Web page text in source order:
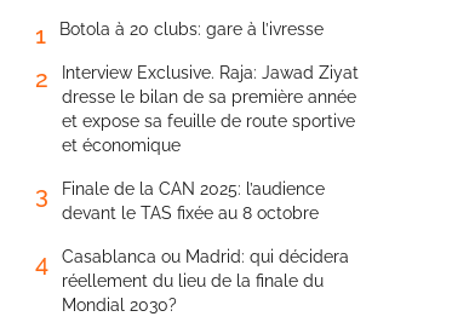
1 Botola à 20 clubs: gare à l’ivresse
2
Interview Exclusive. Raja: Jawad Ziyat
dresse le bilan de sa première année
et expose sa feuille de route sportive
et économique
3
Finale de la CAN 2025: l’audience
devant le TAS fixée au 8 octobre
4
Casablanca ou Madrid: qui décidera
réellement du lieu de la finale du
Mondial 2030?